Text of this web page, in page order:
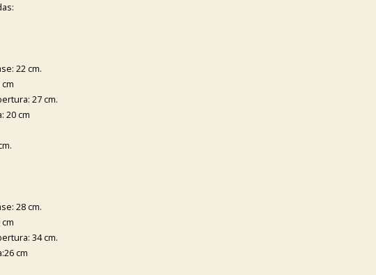
22 cm.
27 cm.
20 cm
28 cm.
34 cm.
cm